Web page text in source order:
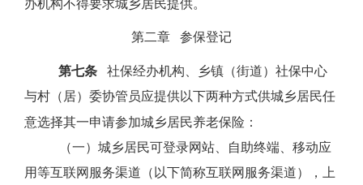
办机构不得要求城乡居民提供。
第二章 参保登记
第七条
社保经办机构、乡镇（街道）社保中心
与村（居）委协管员应提供以下两种方式供城乡居民任
意选择其一申请参加城乡居民养老保险：
（一）城乡居民可登录网站、自助终端、移动应
用等互联网服务渠道（以下简称互联网服务渠道），上